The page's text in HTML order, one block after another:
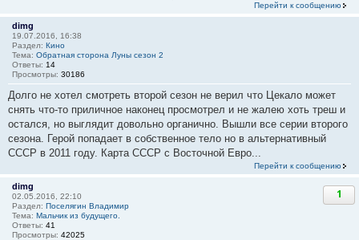
Перейти к сообщению
dimg
19.07.2016, 16:38
Раздел: Кино
Тема: Обратная сторона Луны сезон 2
Ответы: 14
Просмотры: 30186
Долго не хотел смотреть второй сезон не верил что Цекало может
снять что-то приличное наконец просмотрел и не жалею хоть треш и
остался, но выглядит довольно органично. Вышли все серии второго
сезона. Герой попадает в собственное тело но в альтернативный
СССР в 2011 году. Карта СССР с Восточной Евро...
Перейти к сообщению
dimg
02.05.2016, 22:10
Раздел: Поселягин Владимир
Тема: Мальчик из будущего.
Ответы: 41
Просмотры: 42025
1